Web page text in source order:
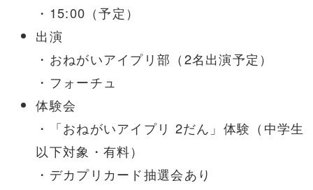
・15:00（予定）
出演
・おねがいアイプリ部（2名出演予定）
・フォーチュ
体験会
・「おねがいアイプリ 2だん」体験（中学生
以下対象・有料）
・デカプリカード抽選会あり